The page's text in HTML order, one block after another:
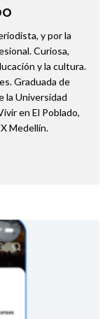
y por la
Curiosa,
y la cultura.
Graduada de
la Universidad
en El Poblado,
Medellín.